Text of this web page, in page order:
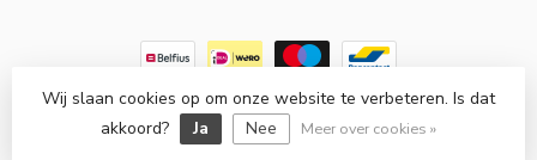
© Copyright 2026 Maxime Fashion- Powered byLightspeed-
Lightspeed design
Dyvelopment
Wij slaan cookies op om onze website te verbeteren. Is dat
akkoord?
Ja Nee Meer over cookies »